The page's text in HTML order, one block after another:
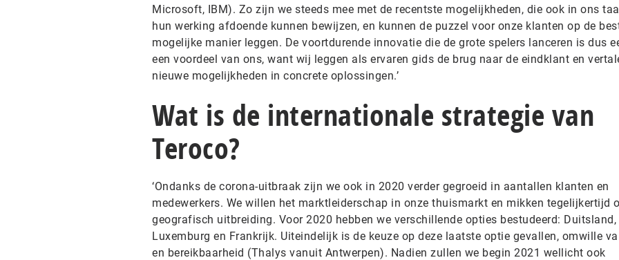
Microsoft, IBM). Zo zijn we steeds mee met de recentste mogelijkheden, die ook in ons
hun werking afdoende kunnen bewijzen, en kunnen de puzzel voor onze klanten op de
mogelijke manier leggen. De voortdurende innovatie die de grote spelers lanceren is dus
een voordeel van ons, want wij leggen als ervaren gids de brug naar de eindklant en
nieuwe mogelijkheden in concrete oplossingen.’
Wat is de internationale strategie van
Teroco?
‘Ondanks de corona-uitbraak zijn we ook in 2020 verder gegroeid in aantallen klanten en
medewerkers. We willen het marktleiderschap in onze thuismarkt en mikken tegelijkertijd
geografisch uitbreiding. Voor 2020 hebben we verschillende opties bestudeerd: Duitsland,
Luxemburg en Frankrijk. Uiteindelijk is de keuze op deze laatste optie gevallen, omwille
en bereikbaarheid (Thalys vanuit Antwerpen). Nadien zullen we begin 2021 wellicht ook